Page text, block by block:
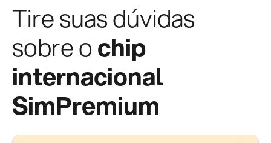
Tire suas dúvidas
sobre ochip
internacional
SimPremium